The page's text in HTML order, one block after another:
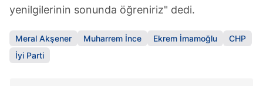
yenilgilerinin sonunda öğreniriz" dedi.
Meral Akşener Muharrem İnce Ekrem İmamoğlu
CHP
İyi Parti